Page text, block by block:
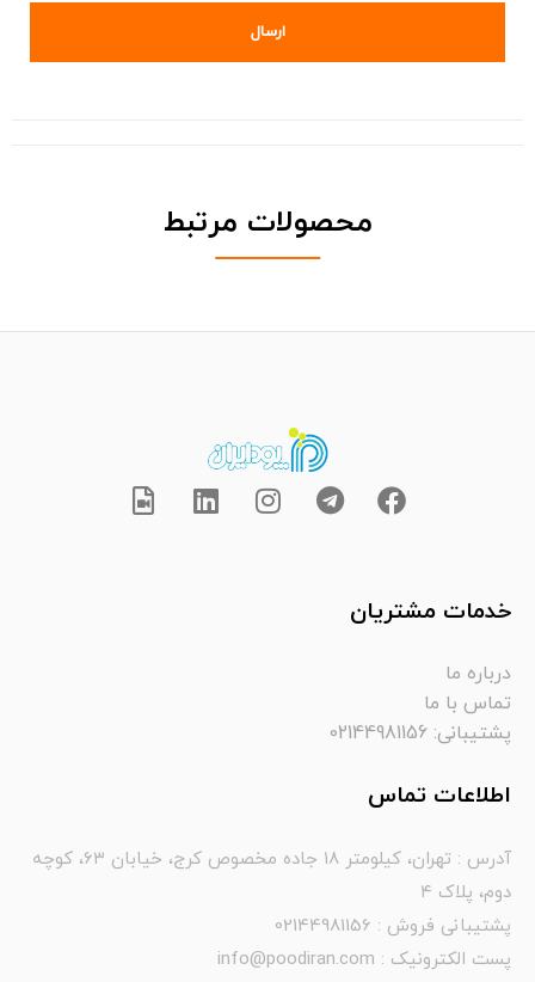
محصولات مرتبط
خدمات مشتریان
درباره ما
تماس با ما
پشتیبانی: 02144981156
اطلاعات تماس
آدرس : تهران، کیلومتر ۱۸ جاده مخصوص کرج، خیابان ۶۳، کوچه
دوم، پلاک ۴
پشتیبانی فروش : 02144981156
پست الکترونیک : info@poodiran.com